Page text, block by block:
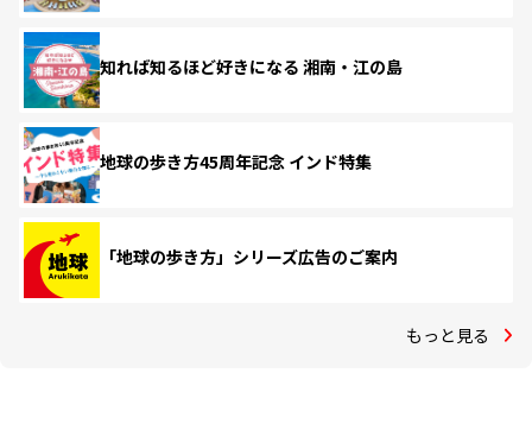
知れば知るほど好きになる 湘南・江の島
地球の歩き方45周年記念 インド特集
「地球の歩き方」シリーズ広告のご案内
もっと見る